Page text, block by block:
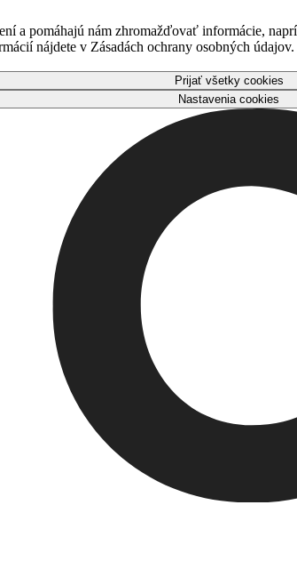
a pomáhajú nám zhromažďovať informácie,
nájdete v Zásadách ochrany osobných
Prijať všetky cookies
Nastavenia cookies